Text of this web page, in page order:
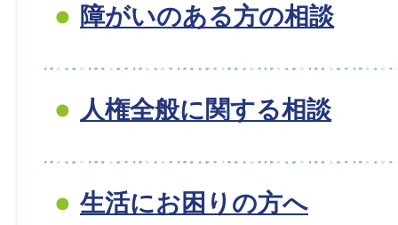
障がいのある方の相談
人権全般に関する相談
生活にお困りの方へ